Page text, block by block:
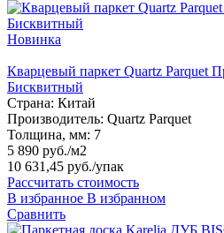
Новинка
Кварцевый паркет Quartz Parquet
Бисквитный
Страна: Китай
Производитель: Quartz Parquet
Толщина, мм: 7
5 890 руб./м2
10 631,45 руб./упак
Рассчитать стоимость
В избранное В избранном
Сравнить